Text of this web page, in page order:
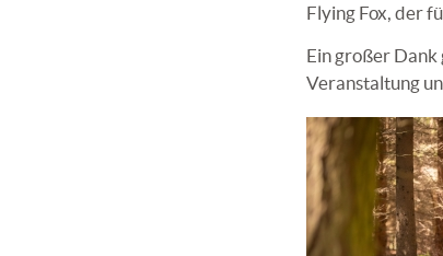
Flying Fox, der
Ein großer
Veranstaltung